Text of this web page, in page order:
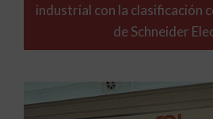
industrial con la clasificación
de Schneider